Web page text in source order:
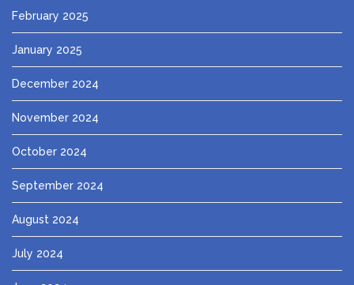
February 2025
January 2025
December 2024
November 2024
October 2024
September 2024
August 2024
July 2024